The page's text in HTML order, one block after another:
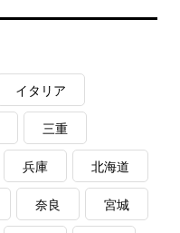
イタリア
三重
兵庫 北海道
奈良 宮城